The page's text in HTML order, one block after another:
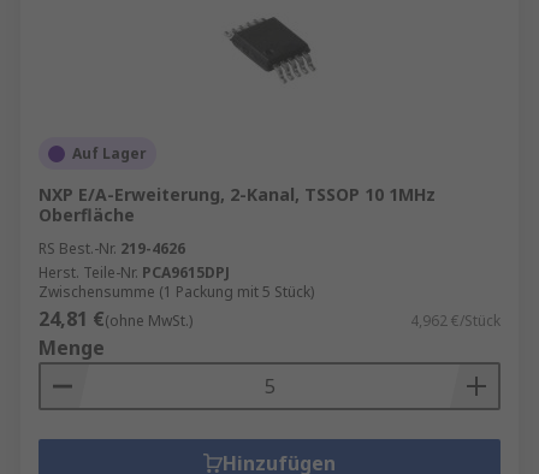
Auf Lager
NXP E/A-Erweiterung, 2-Kanal, TSSOP 10 1MHz
Oberfläche
RS Best.-Nr. 219-4626
Herst. Teile-Nr. PCA9615DPJ
Zwischensumme (1 Packung mit 5 Stück)
24,81 €(ohne MwSt.) 4,962 €/Stück
Menge
Hinzufügen